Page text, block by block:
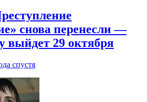
снова перенесли —
выйдет 29 октября
спустя